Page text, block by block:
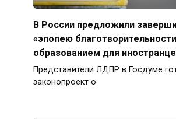
В России предложили
«эпопею
образованием для
Представители ЛДПР в Госдуме
законопроект о